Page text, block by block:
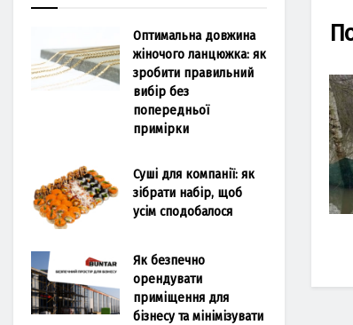
Оптимальна довжина
жіночого ланцюжка: як
зробити правильний
вибір без
попередньої
примірки
Суші для компанії: як
зібрати набір, щоб
усім сподобалося
Як безпечно
орендувати
приміщення для
бізнесу та мінімізувати